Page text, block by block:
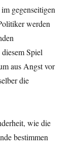
gegenseitigen
werden
Spiel
aus Angst vor
die
wie die
bestimmen